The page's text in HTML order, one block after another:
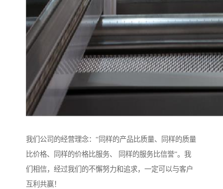
我们公司的经营理念：“同样的产品比质量、同样的质量
比价格、同样的价格比服务、 同样的服务比信誉”。我
们相信，经过我们的不懈努力和追求，一定可以与客户
互利共赢！